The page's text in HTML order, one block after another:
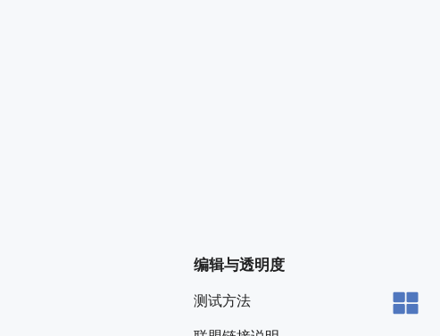
编辑与透明度
测试方法